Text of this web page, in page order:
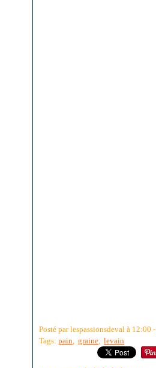
Posté par lespassionsdeval à 12:00 -
Tags: pain, graine, levain